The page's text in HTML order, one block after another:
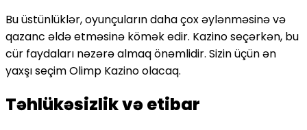
Bu üstünlüklər, oyunçuların daha çox əylənməsinə və
qazanc əldə etməsinə kömək edir. Kazino seçərkən, bu
cür faydaları nəzərə almaq önəmlidir. Sizin üçün ən
yaxşı seçim Olimp Kazino olacaq.
Təhlükəsizlik və etibar